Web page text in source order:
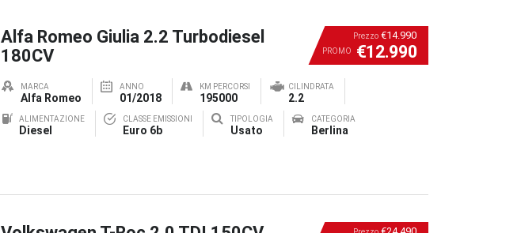
Prezzo €14.990
PROMO €12.990
Alfa Romeo Giulia 2.2 Turbodiesel
180CV
MARCA
Alfa Romeo
ANNO
01/2018
KM PERCORSI
195000
CILINDRATA
2.2
ALIMENTAZIONE
Diesel
CLASSE EMISSIONI
Euro 6b
TIPOLOGIA
Usato
CATEGORIA
Berlina